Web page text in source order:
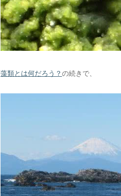
藻類とは何だろう？の続きで、